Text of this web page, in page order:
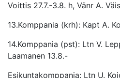
Voittis 27.7.-3.8. h, Vänr A.
13.Komppania (krh): Kapt A.
14.Komppania (pst): Ltn V.
Laamanen 13.8.-
Esikuntakomppania: Ltn U.